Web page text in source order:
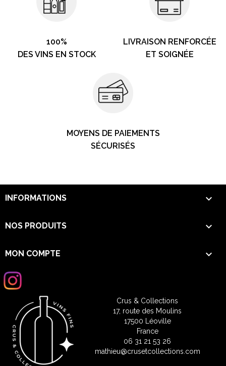
100%
DES VINS EN STOCK
LIVRAISON RENFORCÉE
ET SOIGNÉE
MOYENS DE PAIEMENTS
SÉCURISÉS
INFORMATIONS 
NOS PRODUITS 
MON COMPTE 
Crus & Collections
17, route des Moulins
17500 Léoville
France
06 31 21 53 26
mathieu@crusetcollections.com